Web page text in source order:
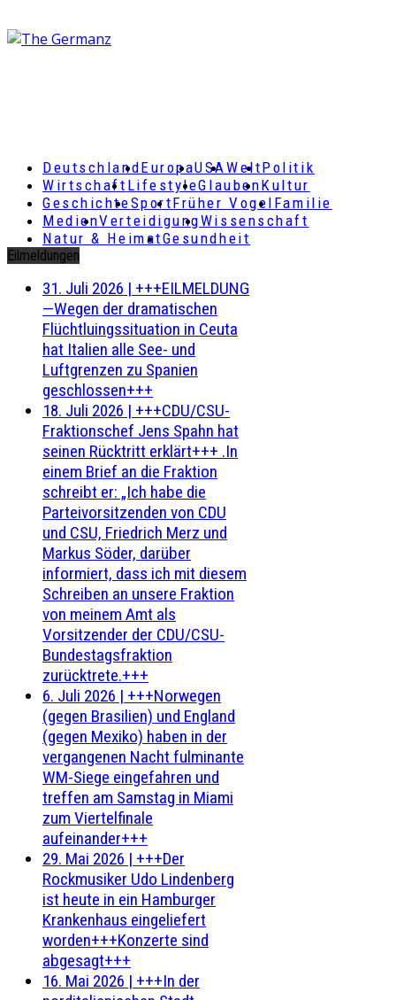
DeutschlandEuropaUSAWeltPolitik
Wirtschaft LifestyleGlaubenKultur
GeschichteSportFrüher Vogel Familie
MedienVerteidigungWissenschaft
Natur & HeimatGesundheit
Eilmeldungen
31. Juli 2026 | +++EILMELDUNG
—Wegen der dramatischen
Flüchtluingssituation in Ceuta
hat Italien alle See- und
Luftgrenzen zu Spanien
geschlossen+++
18. Juli 2026 | +++CDU/CSU-
Fraktionschef Jens Spahn hat
seinen Rücktritt erklärt+++ .In
einem Brief an die Fraktion
schreibt er: „Ich habe die
Parteivorsitzenden von CDU
und CSU, Friedrich Merz und
Markus Söder, darüber
informiert, dass ich mit diesem
Schreiben an unsere Fraktion
von meinem Amt als
Vorsitzender der CDU/CSU-
Bundestagsfraktion
zurücktrete.+++
6. Juli 2026 | +++Norwegen
(gegen Brasilien) und England
(gegen Mexiko) haben in der
vergangenen Nacht fulminante
WM-Siege eingefahren und
treffen am Samstag in Miami
zum Viertelfinale
aufeinander+++
29. Mai 2026 | +++Der
Rockmusiker Udo Lindenberg
ist heute in ein Hamburger
Krankenhaus eingeliefert
worden+++Konzerte sind
abgesagt+++
16. Mai 2026 | +++In der